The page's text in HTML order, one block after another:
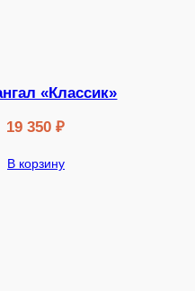
«Классик»
19 350₽
В корзину